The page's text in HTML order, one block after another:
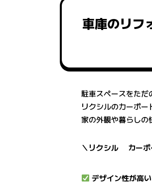
車庫のリフ
駐車スペースをただ
リクシルのカーポ
家の外観や暮らしの
＼リクシル カーポ
デザイン性が高い